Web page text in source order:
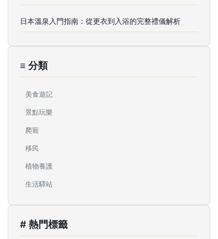
日本溫泉入門指南：從更衣到入浴的完整禮儀解析
≡ 分類
美食遊記
景點玩樂
爬寵
移民
植物養護
生活驛站
# 熱門標籤